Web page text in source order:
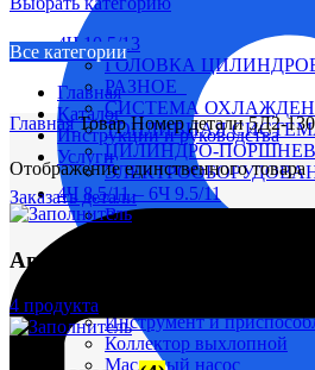
4Ч 10,5/13
ГОЛОВКА
РАЗНОЕ
СИСТЕМА
ТОПЛИВНАЯ
ЦИЛИНДРО-
4Ч 8,5/11 – 6Ч 9.5/11
Вал коленчатый
Инструмент и
Коллектор выхлопной
Масляный насос
Все категории
Главная
Каталог
Инструкции и руководства
Услуги
Заказать детали
ГлавнаяТовар Номер детали5Д2-
Отображение единственного товара
Автоматические
4 продукта